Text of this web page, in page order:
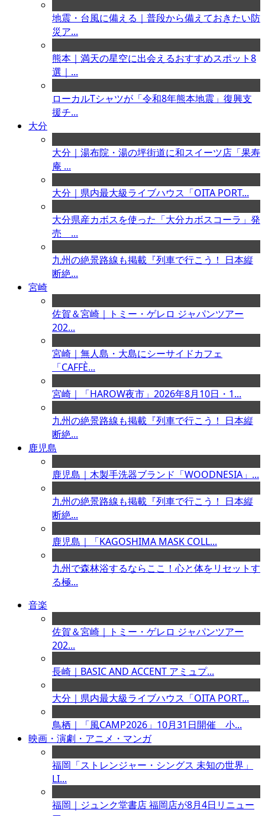
地震・台風に備える｜普段から備えておきたい防
災ア...
熊本｜満天の星空に出会えるおすすめスポット8
選｜...
ローカルTシャツが「令和8年熊本地震」復興支
援チ...
大分
大分｜湯布院・湯の坪街道に和スイーツ店「果寿
庵 ...
大分｜県内最大級ライブハウス「OITA PORT...
大分県産カボスを使った「大分カボスコーラ」発
売 ...
九州の絶景路線も掲載『列車で行こう！ 日本縦
断絶...
宮崎
佐賀＆宮崎｜トミー・ゲレロ ジャパンツアー
202...
宮崎｜無人島・大島にシーサイドカフェ
「CAFFÈ...
宮崎｜「HAROW夜市」2026年8月10日・1...
九州の絶景路線も掲載『列車で行こう！ 日本縦
断絶...
鹿児島
鹿児島｜木製手洗器ブランド「WOODNESIA」...
九州の絶景路線も掲載『列車で行こう！ 日本縦
断絶...
鹿児島｜「KAGOSHIMA MASK COLL...
九州で森林浴するならここ！心と体をリセットす
る極...
音楽
佐賀＆宮崎｜トミー・ゲレロ ジャパンツアー
202...
長崎｜BASIC AND ACCENT アミュプ...
大分｜県内最大級ライブハウス「OITA PORT...
鳥栖｜「風CAMP2026」10月31日開催 小...
映画・演劇・アニメ・マンガ
福岡「ストレンジャー・シングス 未知の世界」
LI...
福岡｜ジュンク堂書店 福岡店が8月4日リニュー